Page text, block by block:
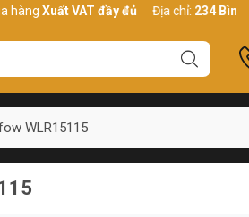
VAT đầy đủ Địa chỉ: 234 Bình Thới,
WLR15115